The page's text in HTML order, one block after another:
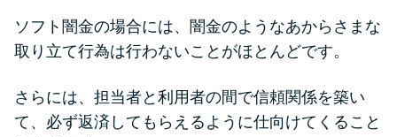
ソフト闇金の場合には、闇金のようなあからさまな
取り立て行為は行わないことがほとんどです。
さらには、担当者と利用者の間で信頼関係を築い
て、必ず返済してもらえるように仕向けてくること